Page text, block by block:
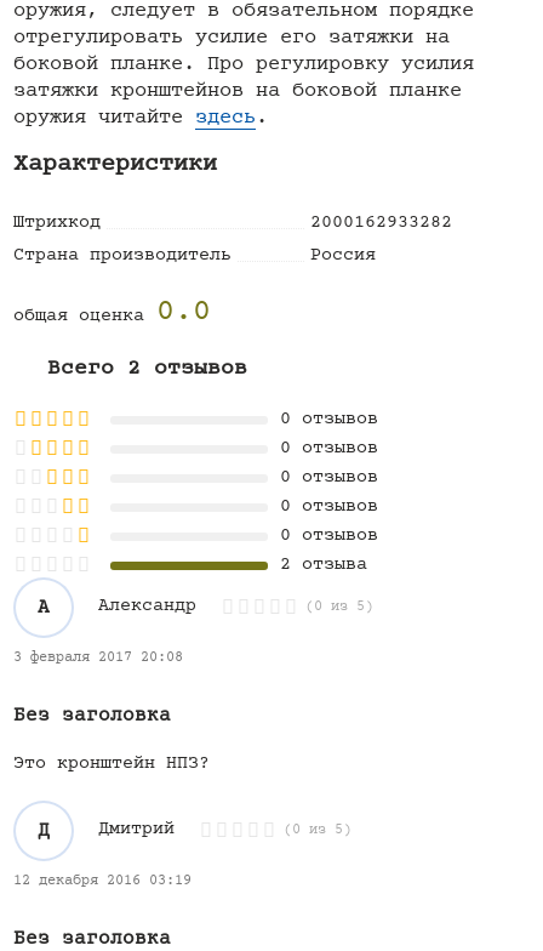
оружия, следует в обязательном порядке
отрегулировать усилие его затяжки на
боковой планке. Про регулировку усилия
затяжки кронштейнов на боковой планке
оружия читайте здесь .
Характеристики
Штрихкод
2000162933282
Страна производитель
Россия
0.0
общая оценка
Всего 2 отзывов
0 отзывов
0 отзывов
0 отзывов
0 отзывов
0 отзывов
2 отзыва
А Александр (0 из 5)
3 февраля 2017 20:08
Без заголовка
Это кронштейн НПЗ?
Д Дмитрий (0 из 5)
12 декабря 2016 03:19
Без заголовка